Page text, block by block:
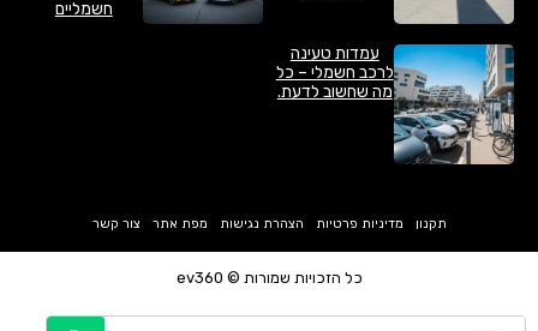
חשמליים
עמדות טעינה
לרכב חשמלי – כל
מה שחשוב לדעת.
כל הזכויות שמורות © ev360
תקנון מדיניות פרטיות הצהרת נגישות מפת אתר צור קשר